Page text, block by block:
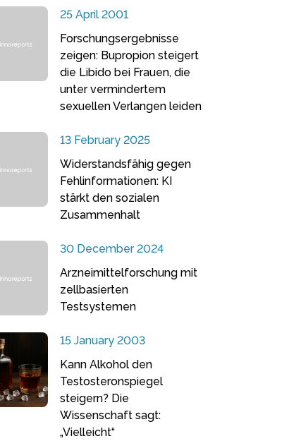
25 April 2001
Forschungsergebnisse
zeigen: Bupropion steigert
die Libido bei Frauen, die
unter vermindertem
sexuellen Verlangen leiden
13 February 2025
Widerstandsfähig gegen
Fehlinformationen: KI
stärkt den sozialen
Zusammenhalt
30 December 2024
Arzneimittelforschung mit
zellbasierten
Testsystemen
15 January 2003
Kann Alkohol den
Testosteronspiegel
steigern? Die
Wissenschaft sagt:
„Vielleicht“